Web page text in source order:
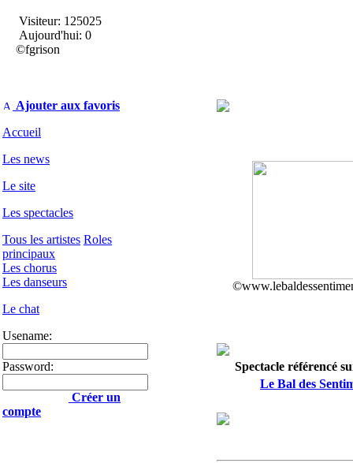
Visiteur: 125025
Aujourd'hui: 0
©fgrison
Ajouter aux favoris
Accueil
Les news
Le site
Les spectacles
Tous les artistes Roles
principaux
Les chorus
Les danseurs
Le chat
Usename:
Password:
Créer un
compte
Spectacle référencé
Le Bal des